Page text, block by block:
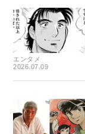
エンタメ
2026.07.09